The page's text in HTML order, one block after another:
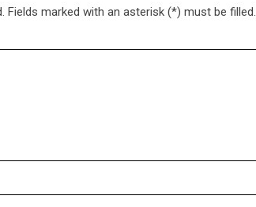
Fields marked with an asterisk (*) must be filled.